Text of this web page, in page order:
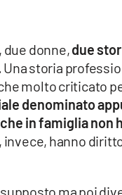
due donne,due
Una storia
molto criticato
denominato
in famiglia non
invece, hanno